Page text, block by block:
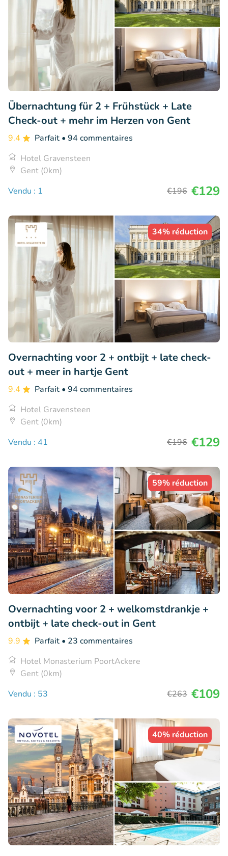
Übernachtung für 2 + Frühstück + Late
Check-out + mehr im Herzen von Gent
9.4 Parfait • 94 commentaires
Hotel Gravensteen
Gent (0km)
Vendu : 1
€196 €129
34% réduction
Overnachting voor 2 + ontbijt + late check-
out + meer in hartje Gent
9.4 Parfait • 94 commentaires
Hotel Gravensteen
Gent (0km)
Vendu : 41
€196 €129
59% réduction
Overnachting voor 2 + welkomstdrankje +
ontbijt + late check-out in Gent
9.9 Parfait • 23 commentaires
Hotel Monasterium PoortAckere
Gent (0km)
Vendu : 53
€263 €109
40% réduction